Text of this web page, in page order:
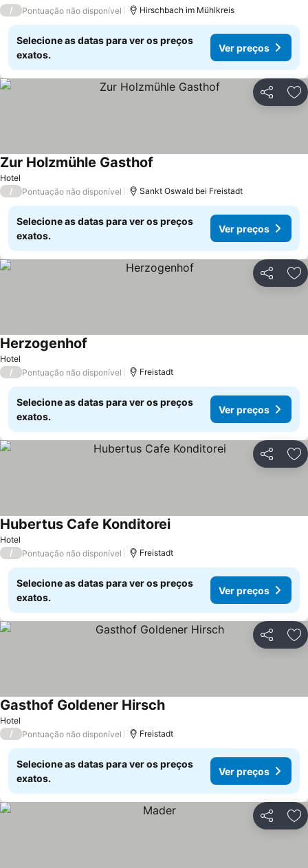
/
Pontuação não disponível Hirschbach im Mühlkreis
Selecione as datas para ver os preços
exatos.
Ver preços
Partilhar
Hotel
Zur Holzmühle Gasthof
/ Pontuação não disponível Sankt Oswald bei Freistadt
Selecione as datas para ver os preços
exatos.
Ver preços
Partilhar
Hotel
Herzogenhof
/ Pontuação não disponível Freistadt
Selecione as datas para ver os preços
exatos.
Ver preços
Partilhar
Hotel
Hubertus Cafe Konditorei
/ Pontuação não disponível Freistadt
Selecione as datas para ver os preços
exatos.
Ver preços
Partilhar
Hotel
Gasthof Goldener Hirsch
/ Pontuação não disponível Freistadt
Selecione as datas para ver os preços
exatos.
Ver preços
Partilhar